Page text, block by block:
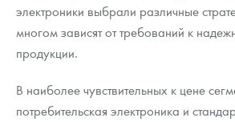
электроники выбрали различные
многом зависят от требований к
продукции.
В наиболее чувствительных к цене
потребительская электроника и